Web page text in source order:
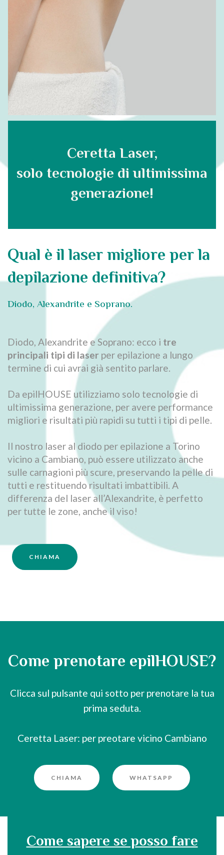
Ceretta Laser,
solo tecnologie di ultimissima
generazione!
Qual è il laser migliore per la
depilazione definitiva?
Diodo, Alexandrite e Soprano.
Diodo, Alexandrite e Soprano: ecco i tre
principali tipi di laser per epilazione a lungo
termine di cui avrai già sentito parlare.
Da epilHOUSE utilizziamo solo tecnologie di
ultimissima generazione, per avere performance
migliori e risultati più rapidi su tutti i tipi di pelle.
Il nostro laser al diodo per epilazione a Torino
vicino a Cambiano, può essere utilizzato anche
sulle carnagioni più scure, preservando la pelle di
tutti e restituendo risultati imbattibili. A
differenza del laser all’Alexandrite, è perfetto
per tutte le zone, anche il viso!
CHIAMA
Come prenotare epilHOUSE?
Clicca sul pulsante qui sotto per prenotare la tua
prima seduta.
Ceretta Laser: per preotare vicino Cambiano
CHIAMA WHATSAPP
Come sapere se posso fare